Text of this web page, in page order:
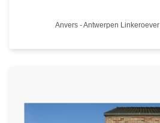
Lieux
Anvers - Antwerpen Linkeroever